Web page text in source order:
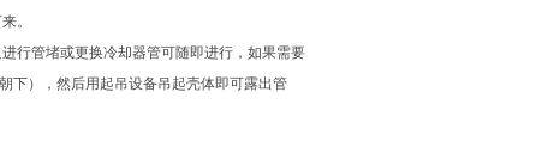
。
行管堵或更换冷却器管可随即进行，如果需要
下），然后用起吊设备吊起壳体即可露出管